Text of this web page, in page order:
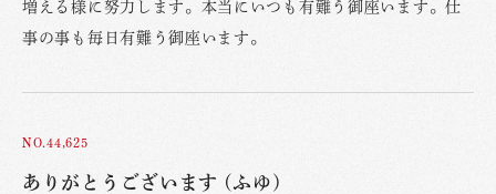
増える様に努力します。本当にいつも有難う御座います。仕
事の事も毎日有難う御座います。
NO.44,625
ありがとうございます (ふゆ)